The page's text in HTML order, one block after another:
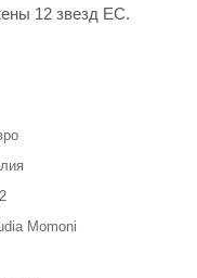
12 звезд ЕС.
Momoni